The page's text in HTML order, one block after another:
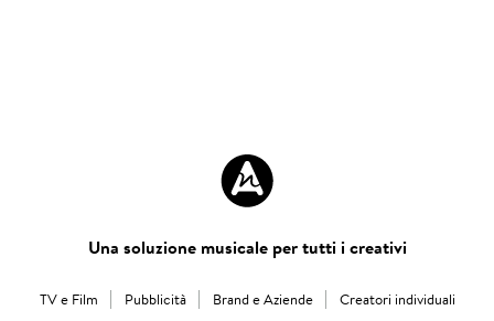
Una soluzione musicale per tutti i creativi
TV e Film Pubblicità Brand e Aziende Creatori individuali